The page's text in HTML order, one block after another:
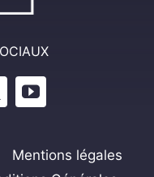
Mentions légales